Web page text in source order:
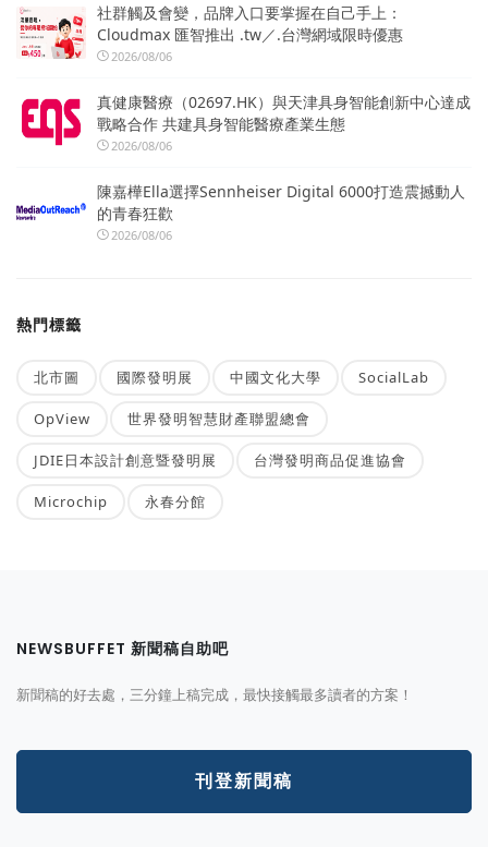
社群觸及會變，品牌入口要掌握在自己手上：
Cloudmax 匯智推出 .tw／.台灣網域限時優惠
2026/08/06
真健康醫療（02697.HK）與天津具身智能創新中心達成
戰略合作 共建具身智能醫療產業生態
2026/08/06
陳嘉樺Ella選擇Sennheiser Digital 6000打造震撼動人
的青春狂歡
2026/08/06
熱門標籤
北市圖 國際發明展 中國文化大學 SocialLab
OpView 世界發明智慧財產聯盟總會
JDIE日本設計創意暨發明展 台灣發明商品促進協會
Microchip 永春分館
NEWSBUFFET 新聞稿自助吧
新聞稿的好去處，三分鐘上稿完成，最快接觸最多讀者的方案！
刊登新聞稿